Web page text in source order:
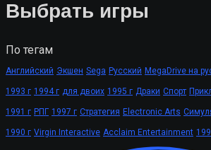
Выбрать игры
По тегам
Английский Экшен Sega Русский MegaDrive на
1993 г 1994 г для двоих 1995 г Драки Спорт
1991 г РПГ 1997 г Стратегия Electronic Arts
1990 г Virgin Interactive Acclaim Entertainment